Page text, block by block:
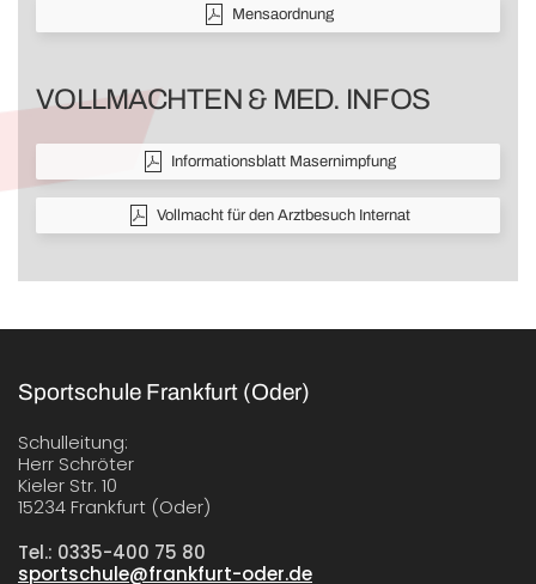
Mensaordnung
VOLLMACHTEN & MED. INFOS
Informationsblatt Masernimpfung
Vollmacht für den Arztbesuch Internat
Sportschule Frankfurt (Oder)
Schulleitung:
Herr Schröter
Kieler Str. 10
15234 Frankfurt (Oder)
Tel.: 0335-400 75 80
sportschule@frankfurt-oder.de